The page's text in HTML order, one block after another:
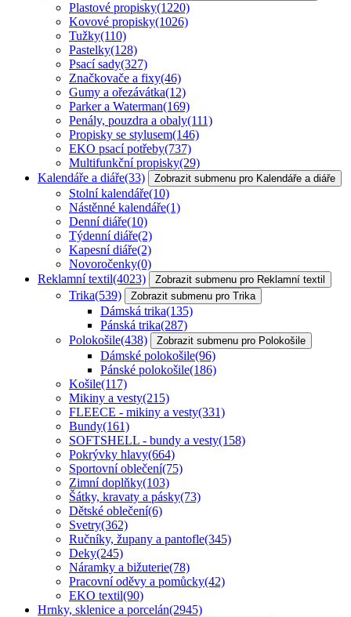
Plastové propisky(1220)
Kovové propisky(1026)
Tužky(110)
Pastelky(128)
Psací sady(327)
Značkovače a fixy(46)
Gumy a ořezávátka(12)
Parker a Waterman(169)
Penály, pouzdra a obaly(111)
Propisky se stylusem(146)
EKO psací potřeby(737)
Multifunkční propisky(29)
Kalendáře a diáře(33) Zobrazit submenu pro Kalendáře a diáře
Stolní kalendáře(10)
Nástěnné kalendáře(1)
Denní diáře(10)
Týdenní diáře(2)
Kapesní diáře(2)
Novoročenky(0)
Reklamní textil(4023) Zobrazit submenu pro Reklamní textil
Trika(539) Zobrazit submenu pro Trika
Dámská trika(135)
Pánská trika(287)
Polokošile(438) Zobrazit submenu pro Polokošile
Dámské polokošile(96)
Pánské polokošile(186)
Košile(117)
Mikiny a vesty(215)
FLEECE - mikiny a vesty(331)
Bundy(161)
SOFTSHELL - bundy a vesty(158)
Pokrývky hlavy(664)
Sportovní oblečení(75)
Zimní doplňky(103)
Šátky, kravaty a pásky(73)
Dětské oblečení(6)
Svetry(362)
Ručníky, župany a pantofle(345)
Deky(245)
Náramky a bižuterie(78)
Pracovní oděvy a pomůcky(42)
EKO textil(90)
Hrnky, sklenice a porcelán(2945)